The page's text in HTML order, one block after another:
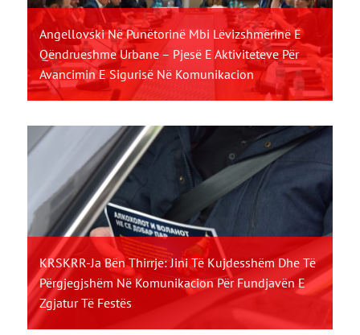
Angellovski Në Punëtorinë Mbi Lëvizshmërinë E
Qëndrueshme Urbane – Pjesë E Aktiviteteve Për
Avancimin E Sigurisë Në Komunikacion
KRSKRR-Ja Bën Thirrje: Jini Të Kujdesshëm Dhe Të
Përgjegjshëm Në Komunikacion Për Fundjavën E
Zgjatur Të Festës